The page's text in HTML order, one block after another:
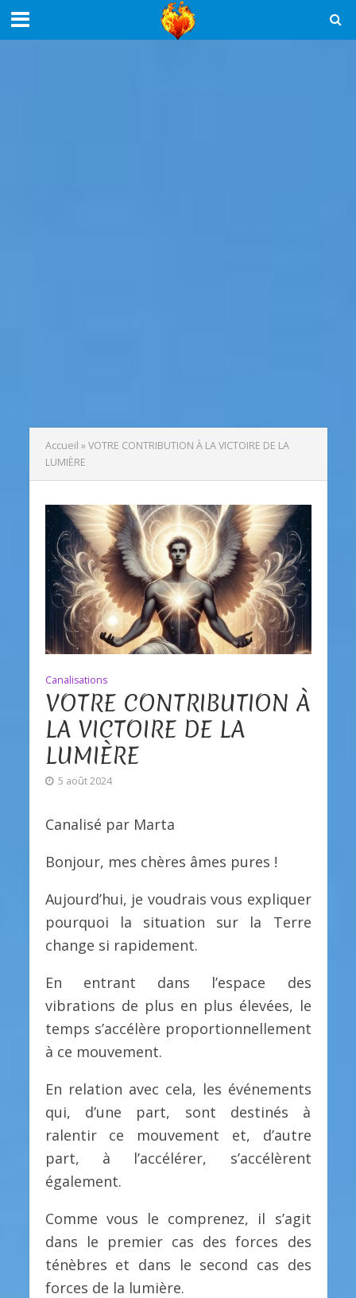
Accueil »VOTRE CONTRIBUTION À LA VICTOIRE DE LA
LUMIÈRE
Canalisations
VOTRE CONTRIBUTION À
LA VICTOIRE DE LA
LUMIÈRE
5 août 2024
Canalisé par Marta
Bonjour, mes chères âmes pures !
Aujourd’hui, je voudrais vous expliquer
pourquoi la situation sur la Terre
change si rapidement.
En entrant dans l’espace des
vibrations de plus en plus élevées, le
temps s’accélère proportionnellement
à ce mouvement.
En relation avec cela, les événements
qui, d’une part, sont destinés à
ralentir ce mouvement et, d’autre
part, à l’accélérer, s’accélèrent
également.
Comme vous le comprenez, il s’agit
dans le premier cas des forces des
ténèbres et dans le second cas des
forces de la lumière.